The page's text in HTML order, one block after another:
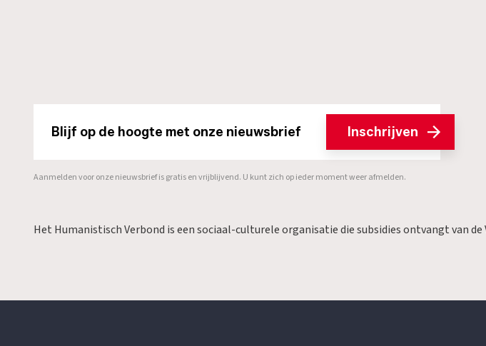
Blijf op de hoogte met onze nieuwsbrief Inschrijven
Aanmelden voor onze nieuwsbrief is gratis en vrijblijvend. U kunt zich op ieder moment weer afmelden.
Het Humanistisch Verbond is een sociaal-culturele organisatie die subsidies ontvangt van de